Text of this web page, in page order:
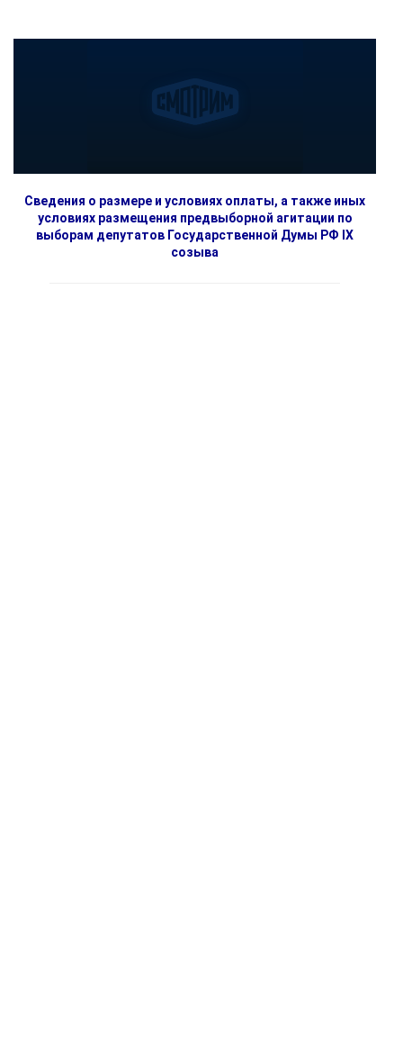
Сведения о размере и условиях оплаты, а также иных
условиях размещения предвыборной агитации по
выборам депутатов Государственной Думы РФ IX
созыва